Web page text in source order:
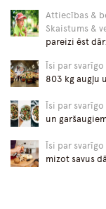
Attiecības &
Skaistums &
pareizi ēst
Īsi par svarīgo
803 kg augļu
Īsi par svarīgo
un garšaugiem
Īsi par svarīgo
mizot savus